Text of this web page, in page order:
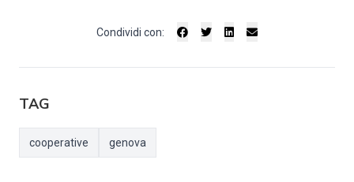
Condividi con:
TAG
cooperative genova